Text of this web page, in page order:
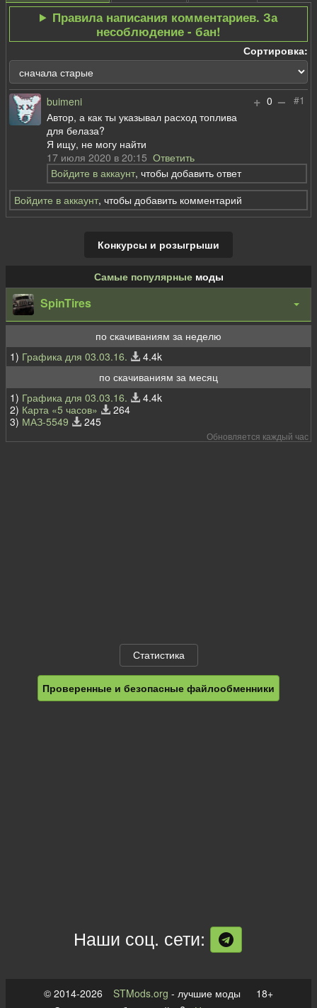
Правила написания комментариев. За
несоблюдение - бан!
Сортировка:
#1
+ 0 –
buimeni
Автор, а как ты указывал расход топлива
для белаза?
Я ищу, не могу найти
17 июля 2020 в 20:15Ответить
Войдите в аккаунт, чтобы добавить ответ
Войдите в аккаунт, чтобы добавить комментарий
Конкурсы и розыгрыши
Самые популярныемоды
SpinTires
по скачиваниям за неделю
1) Графика для 03.03.16.
4.4k
по скачиваниям за месяц
1) Графика для 03.03.16.
4.4k
2) Карта «5 часов»
264
3) МАЗ-5549 245
Обновляется каждый час
Статистика
Проверенные и безопасные файлообменники
Наши соц. сети:
© 2014-2026 STMods.org - лучшие моды 18+